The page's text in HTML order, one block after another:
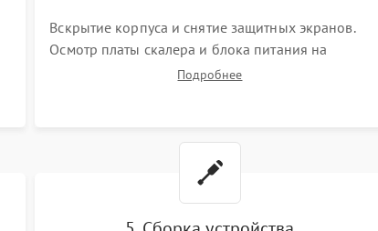
Вскрытие корпуса и снятие защитных экранов.
Осмотр платы скалера и блока питания на
наличие вздутых конденсаторов, прогаров,
Подробнее